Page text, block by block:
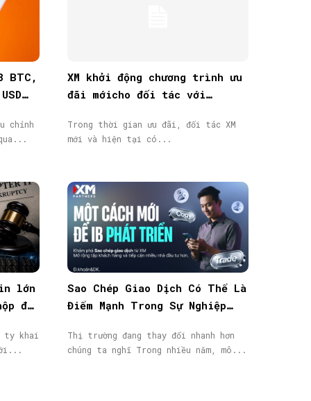
BTC,
chỉnh
XM khởi động chương trình ưu
đãi mớicho đối tác với
40.000$
Trong thời gian ưu đãi, đối tác XM
mới và hiện tại có...
lớn
đơn
ty khai
Sao Chép Giao Dịch Có Thể Là
Điểm Mạnh Trong Sự Nghiệp
Thị trường đang thay đổi nhanh hơn
chúng ta nghĩ Trong nhiều năm, mô...